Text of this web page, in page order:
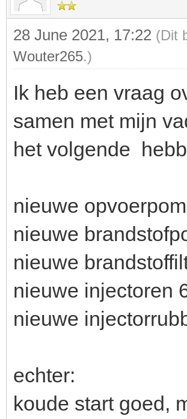
28 June 2021, 17:22 (Dit
Wouter265.)
Ik heb een vraag
samen met mijn
het volgende
nieuwe
nieuwe
nieuwe
nieuwe injectoren
nieuwe
echter:
koude start goed,